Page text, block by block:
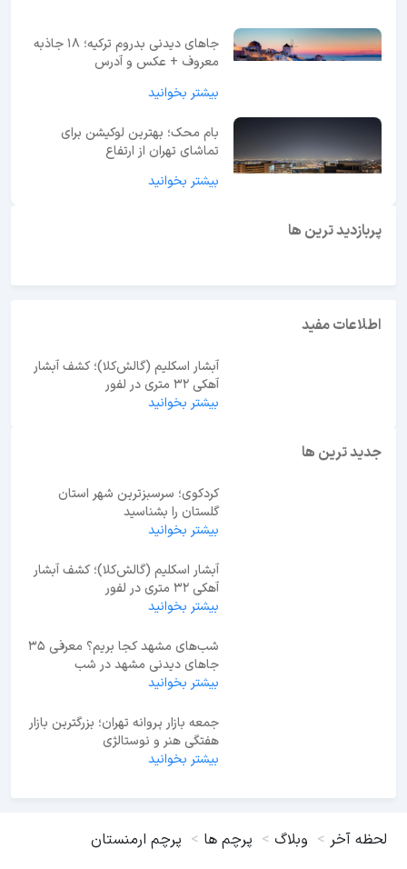
جاهای دیدنی بدروم ترکیه؛ 18 جاذبه
معروف + عکس و آدرس
بیشتر بخوانید
بام محک؛ بهترین لوکیشن برای
تماشای تهران از ارتفاع
بیشتر بخوانید
پربازدید ترین ها
امارات
اطلاعات مفید
آبشار اسکلیم (گالش‌کلا)؛ کشف آبشار
آهکی ۳۲ متری در لفور
بیشتر بخوانید
جدید ترین ها
کردکوی؛ سرسبزترین شهر استان
گلستان را بشناسید
بیشتر بخوانید
آبشار اسکلیم (گالش‌کلا)؛ کشف آبشار
آهکی ۳۲ متری در لفور
بیشتر بخوانید
شب‌های مشهد کجا بریم؟ معرفی 35
جاهای دیدنی مشهد در شب
بیشتر بخوانید
جمعه بازار پروانه تهران؛ بزرگترین بازار
هفتگی هنر و نوستالژی
بیشتر بخوانید
لحظه آخر وبلاگ پرچم ها پرچم ارمنستان